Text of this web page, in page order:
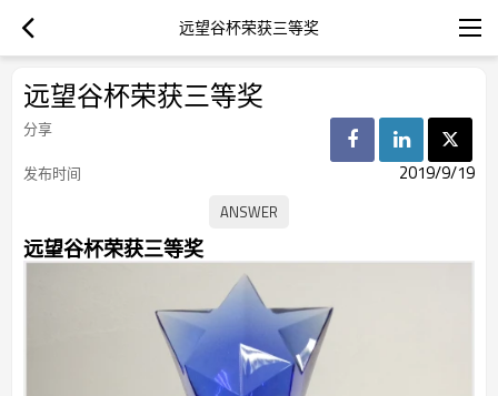
远望谷杯荣获三等奖
远望谷杯荣获三等奖
分享
发布时间
2019/9/19
远望谷杯荣获三等奖